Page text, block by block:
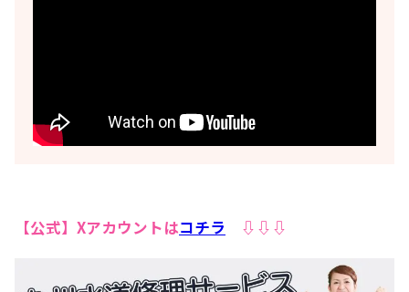
【公式】Xアカウントはコチラ ⇩⇩⇩